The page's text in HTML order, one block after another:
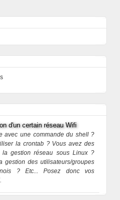
d'un certain réseau Wifi
avec une commande du shell ?
la crontab ? Vous avez des
la gestion réseau sous Linux ?
gestion des utilisateurs/groupes
? Etc... Posez donc vos